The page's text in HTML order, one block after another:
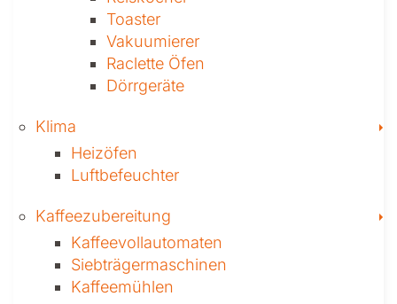
Toaster
Vakuumierer
Raclette Öfen
Dörrgeräte
Klima
Heizöfen
Luftbefeuchter
Kaffee­zubereitung
Kaffeevollautomaten
Siebträgermaschinen
Kaffeemühlen